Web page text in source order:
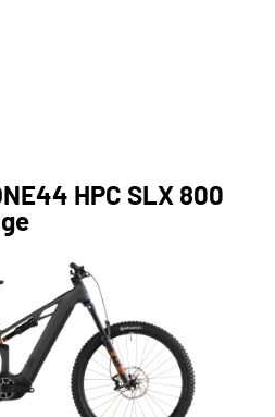
HPC SLX 800